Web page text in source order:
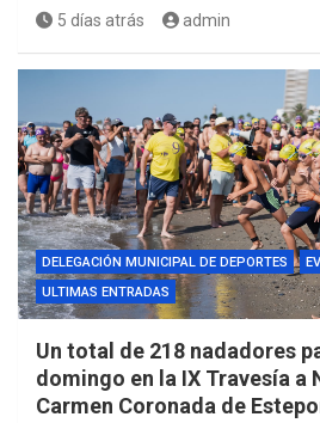
5 días atrás admin
DELEGACIÓN MUNICIPAL DE DEPORTES
ULTIMAS ENTRADAS
Un total de 218 nadadores
domingo en la IX Travesía a
Carmen Coronada de